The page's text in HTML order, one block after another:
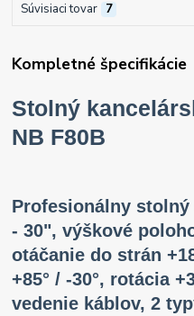
Súvisiaci tovar 7
Kompletné špecifikácie
Stolný
NB F80B
Profesionálny
- 30", výškové
otáčanie do strán
+85° / -30°, rotácia
vedenie káblov, 2